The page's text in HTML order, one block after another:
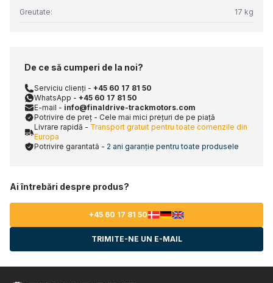
Greutate: 17 kg
De ce să cumperi de la noi?
Serviciu clienți - +45 60 17 81 50
WhatsApp - +45 60 17 81 50
E-mail - info@finaldrive-trackmotors.com
Potrivire de preț - Cele mai mici prețuri de pe piață
Livrare rapidă - Transport gratuit pentru toate comenzile din
Europa
Potrivire garantată - 2 ani garanție pentru toate produsele
Ai întrebări despre produs?
+45 60 17 81 50
TRIMITE-NE UN E-MAIL